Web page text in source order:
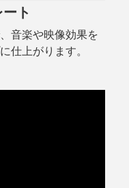
ト
音楽や映像効果を
仕上がります。